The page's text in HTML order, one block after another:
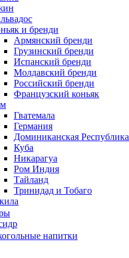
и бренди
Армянский бренди
Грузинский бренди
Испанский бренди
Молдавский бренди
Российский бренди
Французский коньяк
Гватемала
Германия
Доминиканская Республика
Куба
Никарагуа
Ром Индия
Тайланд
Тринидад и Тобаго
напитки